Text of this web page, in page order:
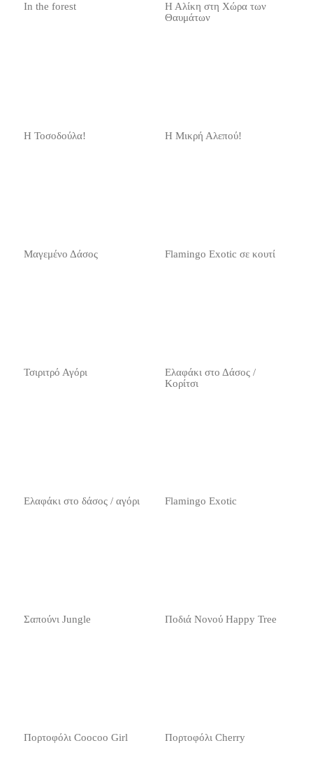
In the forest
Η Αλίκη στη Χώρα των
Θαυμάτων
Η Τοσοδούλα! Η Μικρή Αλεπού!
Μαγεμένο Δάσος Flamingo Exotic σε κουτί
Τσιριτρό Αγόρι
Ελαφάκι στο Δάσος /
Κορίτσι
Ελαφάκι στο δάσος / αγόρι Flamingo Exotic
Σαπούνι Jungle Ποδιά Νονού Happy Tree
Πορτοφόλι Coocoo Girl Πορτοφόλι Cherry